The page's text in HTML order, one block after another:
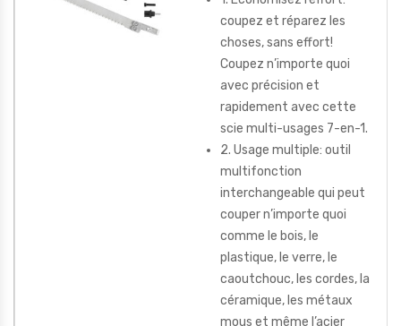
coupez et réparez les
choses, sans effort!
Coupez n’importe quoi
avec précision et
rapidement avec cette
scie multi-usages 7-en-1.
2. Usage multiple: outil
multifonction
interchangeable qui peut
couper n’importe quoi
comme le bois, le
plastique, le verre, le
caoutchouc, les cordes, la
céramique, les métaux
mous et même l’acier